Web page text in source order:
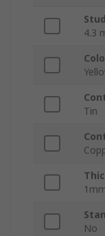
4.3
Tin
No